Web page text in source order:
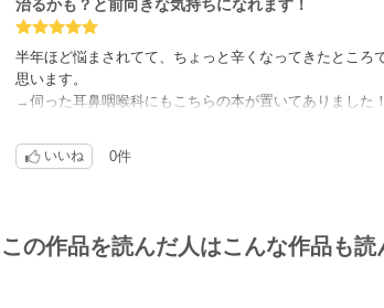
治るかも？と前向きな気持ちになれます！
半年ほど悩まされてて、ちょっと辛くなってきたところ
思います。
→伺った耳鼻咽喉科にもこちらの本が置いてありました
いいね 0件
この作品を読んだ人はこんな作品も読